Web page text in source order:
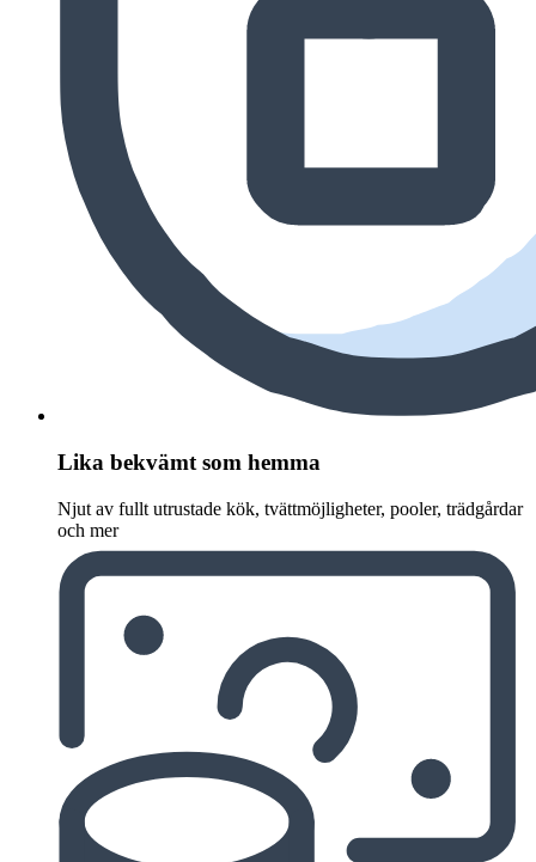
Lika bekvämt som hemma
Njut av fullt utrustade kök, tvättmöjligheter, pooler, trädgårdar
och mer